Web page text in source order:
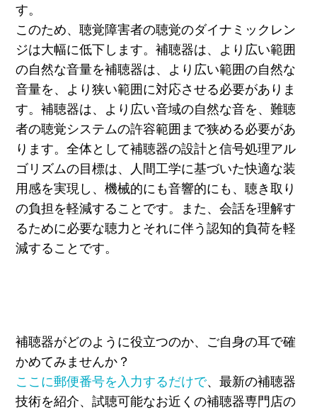
す。
このため、聴覚障害者の聴覚のダイナミックレン
ジは大幅に低下します。補聴器は、より広い範囲
の自然な音量を補聴器は、より広い範囲の自然な
音量を、より狭い範囲に対応させる必要がありま
す。補聴器は、より広い音域の自然な音を、難聴
者の聴覚システムの許容範囲まで狭める必要があ
ります。全体として補聴器の設計と信号処理アル
ゴリズムの目標は、人間工学に基づいた快適な装
用感を実現し、機械的にも音響的にも、聴き取り
の負担を軽減することです。また、会話を理解す
るために必要な聴力とそれに伴う認知的負荷を軽
減することです。
補聴器がどのように役立つのか、ご自身の耳で確
かめてみませんか？
ここに郵便番号を入力するだけで、最新の補聴器
技術を紹介、試聴可能なお近くの補聴器専門店の